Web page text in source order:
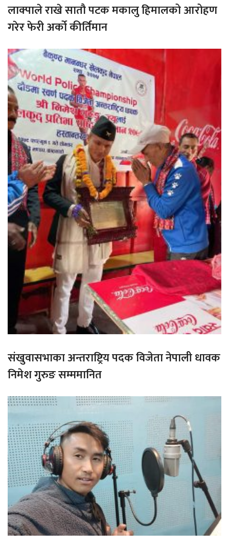
लाक्पाले राखे सातौ पटक मकालु हिमालको आरोहण
गरेर फेरी अर्को कीर्तिमान
संखुवासभाका अन्तराष्ट्रिय पदक विजेता नेपाली धावक
निमेश गुरुङ सम्ममानित